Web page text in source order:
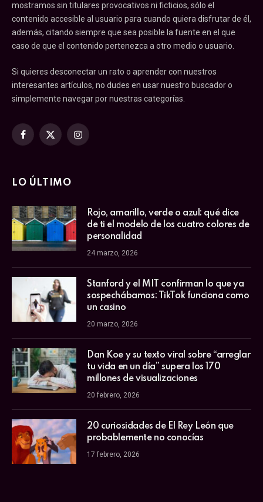
mostramos sin titulares provocativos ni ficticios, sólo el
contenido accesible al usuario para cuando quiera disfrutar de él,
además, citando siempre que sea posible la fuente en el que
caso de que el contenido pertenezca a otro medio o usuario.
Si quieres desconectar un rato o aprender con nuestros
interesantes artículos, no dudes en usar nuestro buscador o
simplemente navegar por nuestras categorías.
Facebook
X
Instagram
LO ÚLTIMO
Rojo, amarillo, verde o azul: qué dice
de ti el modelo de los cuatro colores de
personalidad
24 marzo, 2026
Stanford y el MIT confirman lo que ya
sospechábamos: TikTok funciona como
un casino
20 marzo, 2026
Dan Koe y su texto viral sobre “arreglar
tu vida en un día” supera los 170
millones de visualizaciones
20 febrero, 2026
20 curiosidades de El Rey León que
probablemente no conocías
17 febrero, 2026